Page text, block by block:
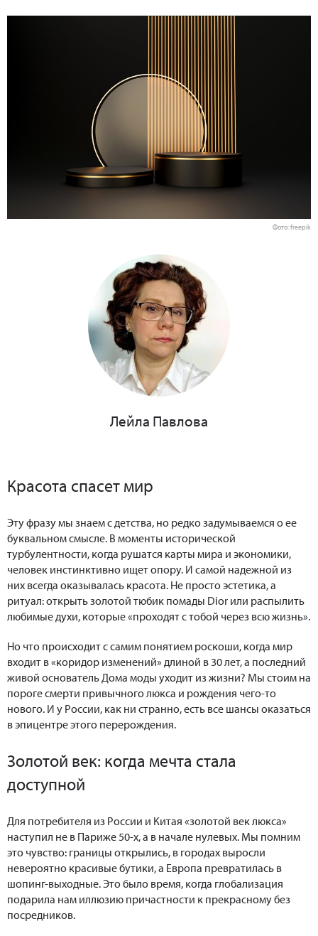
Фото: freepik
Лейла Павлова
Красота спасет мир
Эту фразу мы знаем с детства, но редко задумываемся о ее
буквальном смысле. В моменты исторической
турбулентности, когда рушатся карты мира и экономики,
человек инстинктивно ищет опору. И самой надежной из
них всегда оказывалась красота. Не просто эстетика, а
ритуал: открыть золотой тюбик помады Dior или распылить
любимые духи, которые «проходят с тобой через всю жизнь».
Но что происходит с самим понятием роскоши, когда мир
входит в «коридор изменений» длиной в 30 лет, а последний
живой основатель Дома моды уходит из жизни? Мы стоим на
пороге смерти привычного люкса и рождения чего-то
нового. И у России, как ни странно, есть все шансы оказаться
в эпицентре этого перерождения.
Золотой век: когда мечта стала
доступной
Для потребителя из России и Китая «золотой век люкса»
наступил не в Париже 50-х, а в начале нулевых. Мы помним
это чувство: границы открылись, в городах выросли
невероятно красивые бутики, а Европа превратилась в
шопинг-выходные. Это было время, когда глобализация
подарила нам иллюзию причастности к прекрасному без
посредников.